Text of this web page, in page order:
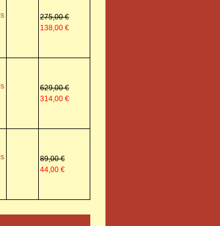
275,00 €
138,00 €
629,00 €
314,00 €
89,00 €
44,00 €